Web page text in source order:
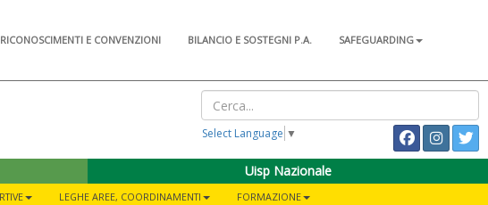
RICONOSCIMENTI E CONVENZIONI BILANCIO E SOSTEGNI P.A.
SAFEGUARDING
Select Language ▼
Uisp Nazionale
LEGHE AREE, COORDINAMENTI FORMAZIONE